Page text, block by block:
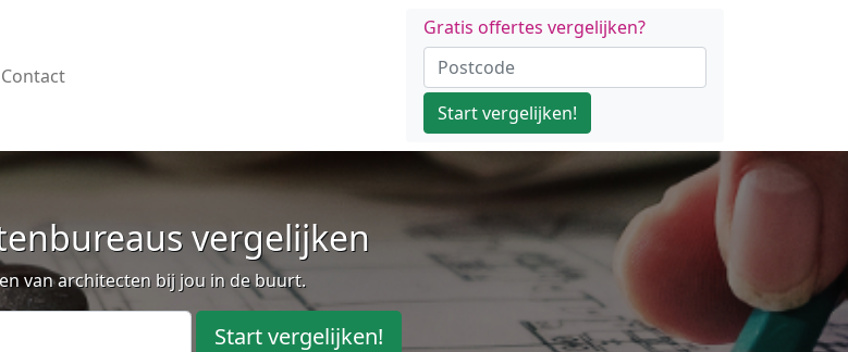
Contact
Gratis offertes vergelijken?
Start vergelijken!
vergelijken
van architecten bij jou in de buurt.
Start vergelijken!